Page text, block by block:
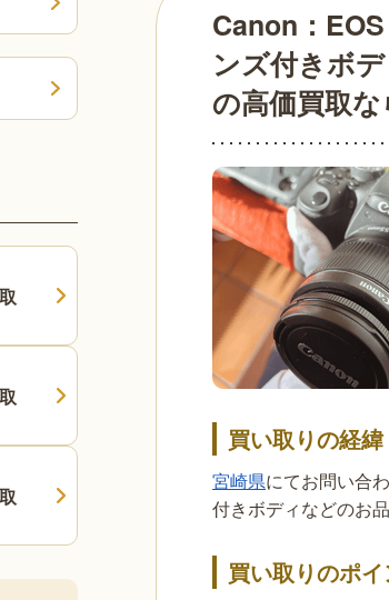
Canon：
ンズ付きボ
の高価買取な
買い取りの経緯
宮崎県にてお問い合
付きボディなどのお
買い取りのポイ